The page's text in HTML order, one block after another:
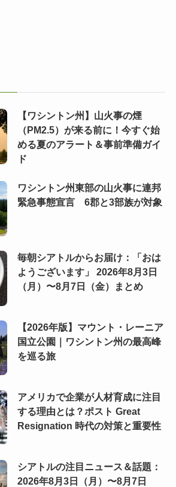
【ワシントン州】山火事の煙
（PM2.5）が来る前に！今すぐ始
める夏のアラート＆事前準備ガイ
ド
ワシントン州東部の山火事に連邦
緊急事態宣言 6郡と3部族が対象
毎朝シアトルからお届け：「おは
ようございます」 2026年8月3日
（月）〜8月7日（金）まとめ
【2026年版】マウント・レーニア
国立公園｜ワシントン州の最高峰
を巡る旅
アメリカで企業が人材育成に注目
する理由とは？ポスト Great
Resignation 時代の対策と重要性
シアトルの注目ニュース＆話題：
2026年8月3日（月）〜8月7日